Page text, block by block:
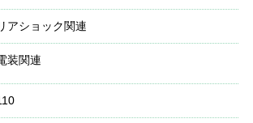
アショック関連
装関連